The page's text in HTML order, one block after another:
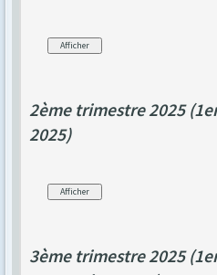
2ème trimestre 2025
2025)
3ème trimestre 2025